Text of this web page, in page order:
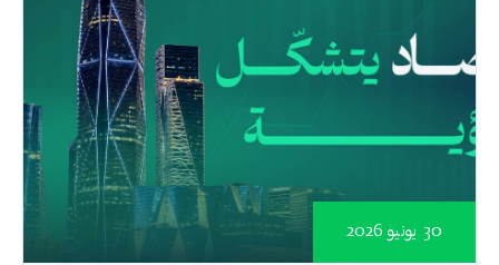
30 يونيو 2026